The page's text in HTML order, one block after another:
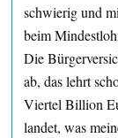
schwierig und
beim
Die
ab, das lehrt
Viertel Billion
landet, was